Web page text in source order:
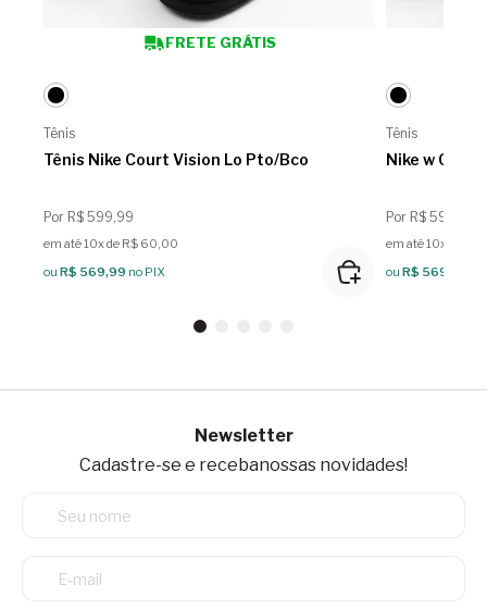
FRETE GRÁTIS
Tênis
Tênis Nike Court Vision Lo Pto/Bco
Por R$ 599,99
em até 10x de R$ 60,00
ou R$ 569,99 no PIX
Tênis
Nike w
Por R$ 599,99
em até 10x de
ou R$ 569,99
Newsletter
Cadastre-se e recebanossas novidades!